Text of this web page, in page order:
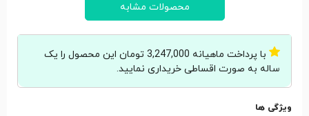
محصولات مشابه
با پرداخت ماهیانه 3,247,000 تومان این محصول را یک
ساله به صورت اقساطی خریداری نمایید.
ویژگی ها